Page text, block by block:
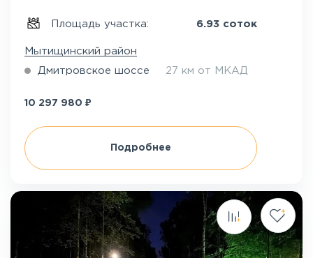
Площадь участка: 6.93 соток
Мытищинский район
Дмитровское шоссе 27 км от МКАД
10 297 980 ₽
Подробнее